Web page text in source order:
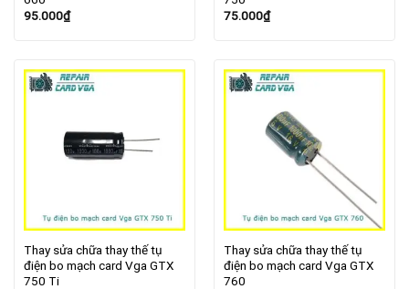
95.000₫
75.000₫
Thay sửa chữa thay thế tụ
điện bo mạch card Vga GTX
750 Ti
Thay sửa chữa thay thế tụ
điện bo mạch card Vga GTX
760